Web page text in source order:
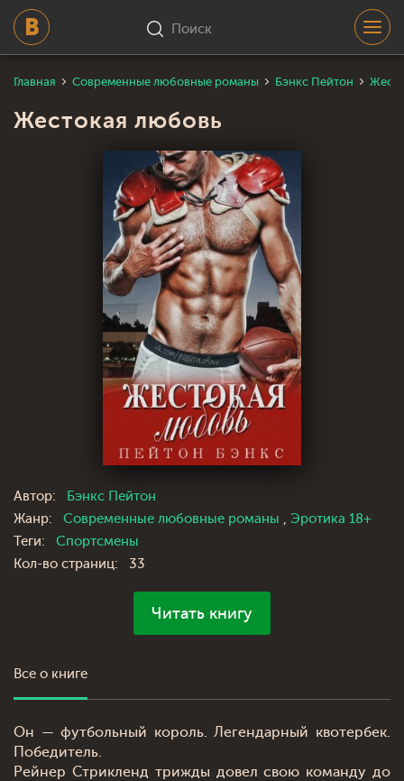
Поиск
Главная Современные любовные романы Бэнкс Пейтон
Жестокая любовь
Автор:
Бэнкс Пейтон
Жанр:
Современные любовные романы , Эротика 18+
Теги:
Спортсмены
Кол-во страниц:
33
Читать книгу
Все о книге
Он — футбольный король. Легендарный квотербек.
Победитель.
Рейнер Стрикленд трижды довел свою команду до